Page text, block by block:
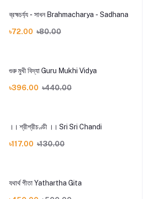
ব্রহ্মচর্য্য - সাধন Brahmacharya - Sadhana
৳72.00 ৳80.00
গুরু মুখী বিদ্যা Guru Mukhi Vidya
৳396.00 ৳440.00
।। শ্রীশ্রীচণ্ডী ।। Sri Sri Chandi
৳117.00 ৳130.00
যথার্থ গীতা Yathartha Gita